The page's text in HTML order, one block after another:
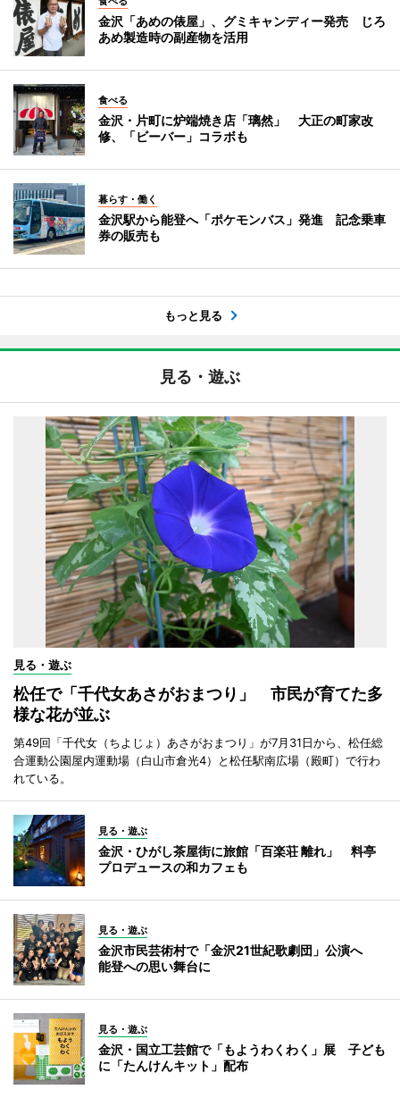
金沢「あめの俵屋」、グミキャンディー発売 じろ
あめ製造時の副産物を活用
食べる
金沢・片町に炉端焼き店「璃然」 大正の町家改
修、「ビーバー」コラボも
暮らす・働く
金沢駅から能登へ「ポケモンバス」発進 記念乗車
券の販売も
もっと見る
見る・遊ぶ
見る・遊ぶ
松任で「千代女あさがおまつり」 市民が育てた多
様な花が並ぶ
第49回「千代女（ちよじょ）あさがおまつり」が7月31日から、松任総
合運動公園屋内運動場（白山市倉光4）と松任駅南広場（殿町）で行わ
れている。
見る・遊ぶ
金沢・ひがし茶屋街に旅館「百楽荘 離れ」 料亭
プロデュースの和カフェも
見る・遊ぶ
金沢市民芸術村で「金沢21世紀歌劇団」公演へ
能登への思い舞台に
見る・遊ぶ
金沢・国立工芸館で「もようわくわく」展 子ども
に「たんけんキット」配布